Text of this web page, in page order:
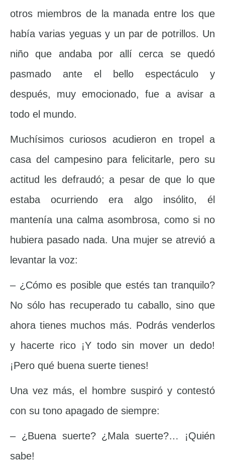
otros miembros de la manada entre los que
había varias yeguas y un par de potrillos. Un
niño que andaba por allí cerca se quedó
pasmado ante el bello espectáculo y
después, muy emocionado, fue a avisar a
todo el mundo.
Muchísimos curiosos acudieron en tropel a
casa del campesino para felicitarle, pero su
actitud les defraudó; a pesar de que lo que
estaba ocurriendo era algo insólito, él
mantenía una calma asombrosa, como si no
hubiera pasado nada. Una mujer se atrevió a
levantar la voz:
– ¿Cómo es posible que estés tan tranquilo?
No sólo has recuperado tu caballo, sino que
ahora tienes muchos más. Podrás venderlos
y hacerte rico ¡Y todo sin mover un dedo!
¡Pero qué buena suerte tienes!
Una vez más, el hombre suspiró y contestó
con su tono apagado de siempre:
– ¿Buena suerte? ¿Mala suerte?… ¡Quién
sabe!